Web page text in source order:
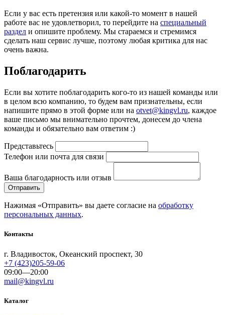
Если у вас есть претензия или какой-то момент в нашей
работе вас не удовлетворил, то перейдите на специальный
раздел и опишите проблему. Мы стараемся и стремимся
сделать наш сервис лучше, поэтому любая критика для нас
очень важна.
Поблагодарить
Если вы хотите поблагодарить кого-то из нашей команды или
в целом всю компанию, то будем вам признательны, если
напишите прямо в этой форме или на otvet@kingvl.ru, каждое
ваше письмо мы внимательно прочтем, донесем до члена
команды и обязательно вам ответим :)
Представьтесь
Телефон или почта для связи
Ваша благодарность или отзыв
Нажимая «Отправить» вы даете согласие на обработку
персональных данных.
Контакты
г. Владивосток, Океанский проспект, 30
+7 (423)205-59-06
09:00—20:00
mail@kingvl.ru
Каталог